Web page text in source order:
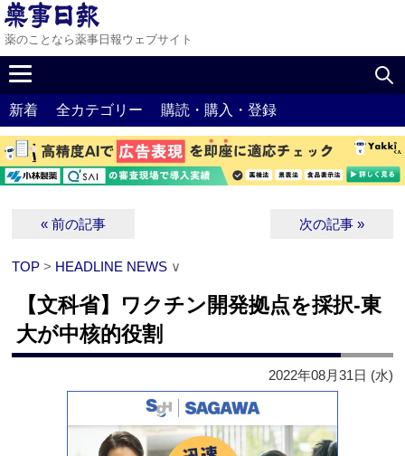
薬のことなら薬事日報ウェブサイト
新着 全カテゴリー 購読・購入・登録
« 前の記事 次の記事 »
TOP > HEADLINE NEWS ∨
【文科省】ワクチン開発拠点を採択‐東
大が中核的役割
2022年08月31日 (水)